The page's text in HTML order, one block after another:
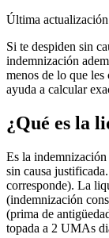
Última
Si te despiden sin
indemnización
menos de lo que
ayuda a calcular
¿Qué es la
Es la indemnización
sin causa
corresponde). La
(indemnización
(prima de
topada a 2 UMAs